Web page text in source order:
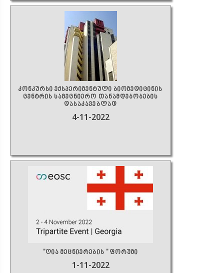
კონკურსი ექსპერიმენტული ბიომედიცინის
ცენტრის სამეცნიერო თანამდებობების
დასაკავებლად
4-11-2022
"ღია მეცნიერების " ფორუმი
1-11-2022